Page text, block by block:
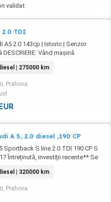
validat
2.0 TDI
A5 2.0 143cp | Istoric | Senzor
Vând mașină
an 2013, cutie manuală 6 trepte,
cu istoric service. Dotări: *Pilot
Control *Senzor recunoaștere
*Senzori parcare față-spate *Buton
| 275000 km
Prahova
A 5, 2.0 diesel ,190 CP
Sportback S line 2.0 TDI 190 CP S
Întreținută, investiții recente** Se
cutie automată S tronic, an
2017, cu 320.000 km. Mașina este
rulează impecabil și
| 320000 km
Prahova